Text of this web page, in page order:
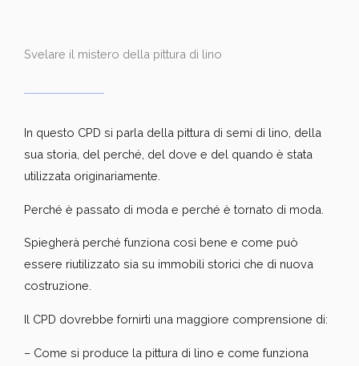
Svelare il mistero della pittura di lino
In questo CPD si parla della pittura di semi di lino, della
sua storia, del perché, del dove e del quando è stata
utilizzata originariamente.
Perché è passato di moda e perché è tornato di moda.
Spiegherà perché funziona così bene e come può
essere riutilizzato sia su immobili storici che di nuova
costruzione.
Il CPD dovrebbe fornirti una maggiore comprensione di:
– Come si produce la pittura di lino e come funziona